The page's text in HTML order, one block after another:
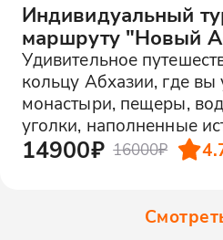
Индивидуальный
маршруту "Новый
Удивительное
кольцу Абхазии, где вы
монастыри, пещеры,
уголки, наполненные
14900₽ 16000₽